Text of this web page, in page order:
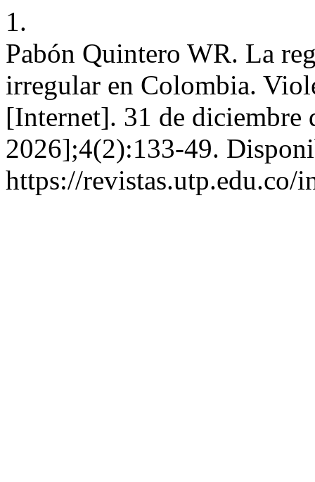
1.
Pabón Quintero WR. La
irregular en Colombia.
[Internet]. 31 de diciembre
2026];4(2):133-49.
https://